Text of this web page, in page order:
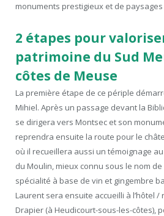
monuments prestigieux et de
2 étapes pour
patrimoine du Sud
côtes de Meuse
La première étape de ce périple
Mihiel. Après un passage devant la
se dirigera vers Montsec et son
reprendra ensuite la route pour le
où il recueillera aussi un témoignage
du Moulin, mieux connu sous le nom
spécialité à base de vin et gingembre
Laurent sera ensuite accueilli à l’hôtel
Drapier (à Heudicourt-sous-les-côtes),